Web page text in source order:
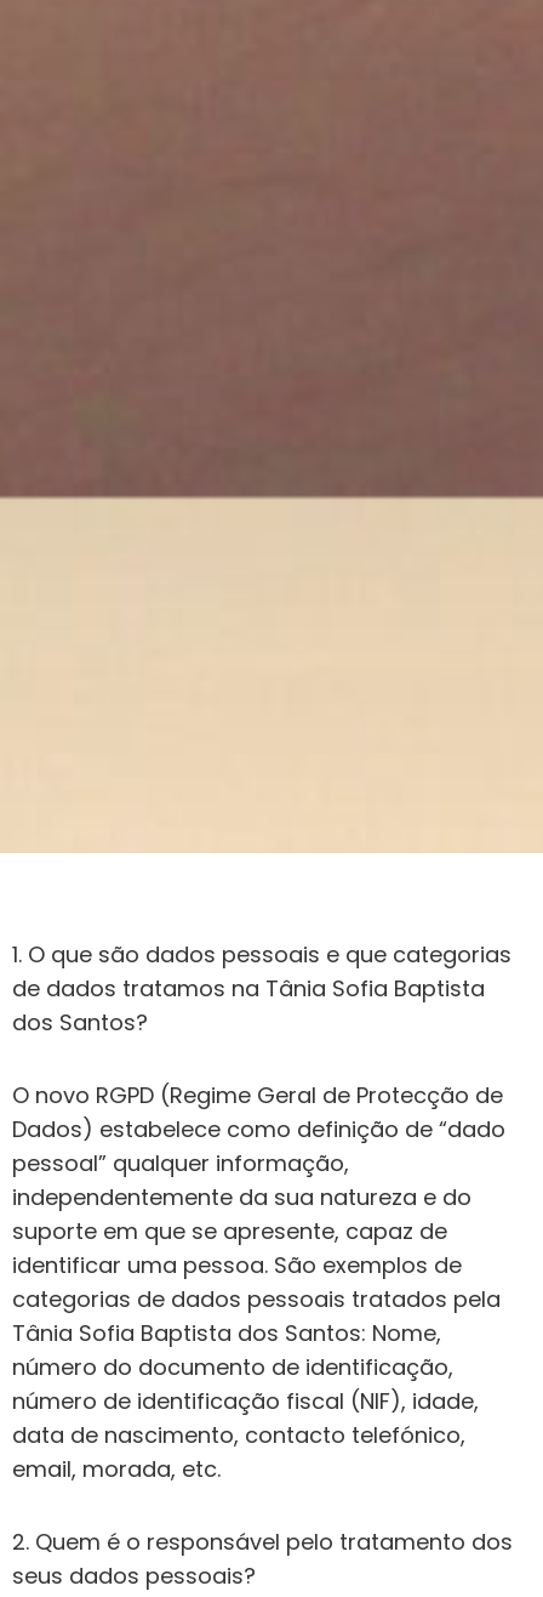
1. O que são dados pessoais e que categorias
de dados tratamos na Tânia Sofia Baptista
dos Santos?
O novo RGPD (Regime Geral de Protecção de
Dados) estabelece como definição de “dado
pessoal” qualquer informação,
independentemente da sua natureza e do
suporte em que se apresente, capaz de
identificar uma pessoa. São exemplos de
categorias de dados pessoais tratados pela
Tânia Sofia Baptista dos Santos: Nome,
número do documento de identificação,
número de identificação fiscal (NIF), idade,
data de nascimento, contacto telefónico,
email, morada, etc.
2. Quem é o responsável pelo tratamento dos
seus dados pessoais?